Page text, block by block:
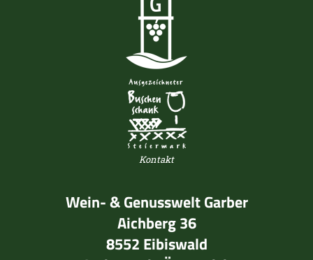
Kontakt
Wein- & Genusswelt Garber
Aichberg 36
8552 Eibiswald